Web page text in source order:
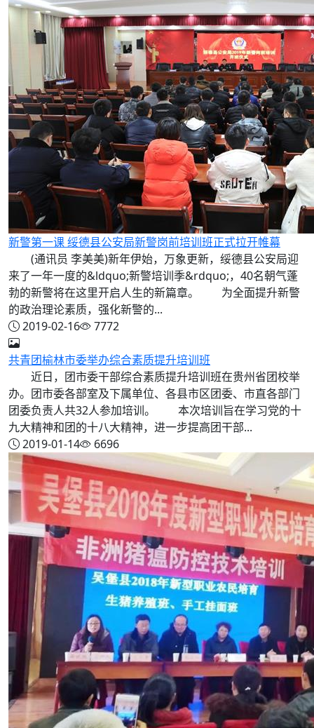
新警第一课 绥德县公安局新警岗前培训班正式拉开帷幕
(通讯员 李美美)新年伊始，万象更新，绥德县公安局迎
来了一年一度的&ldquo;新警培训季&rdquo;，40名朝气蓬
勃的新警将在这里开启人生的新篇章。 为全面提升新警
的政治理论素质，强化新警的...
2019-02-16
7772
共青团榆林市委举办综合素质提升培训班
近日，团市委干部综合素质提升培训班在贵州省团校举
办。团市委各部室及下属单位、各县市区团委、市直各部门
团委负责人共32人参加培训。 本次培训旨在学习党的十
九大精神和团的十八大精神，进一步提高团干部...
2019-01-14
6696